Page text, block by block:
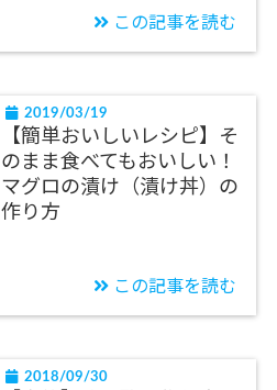
この記事を読む
2019/03/19
【簡単おいしいレシピ】そ
のまま食べてもおいしい！
マグロの漬け（漬け丼）の
作り方
この記事を読む
2018/09/30